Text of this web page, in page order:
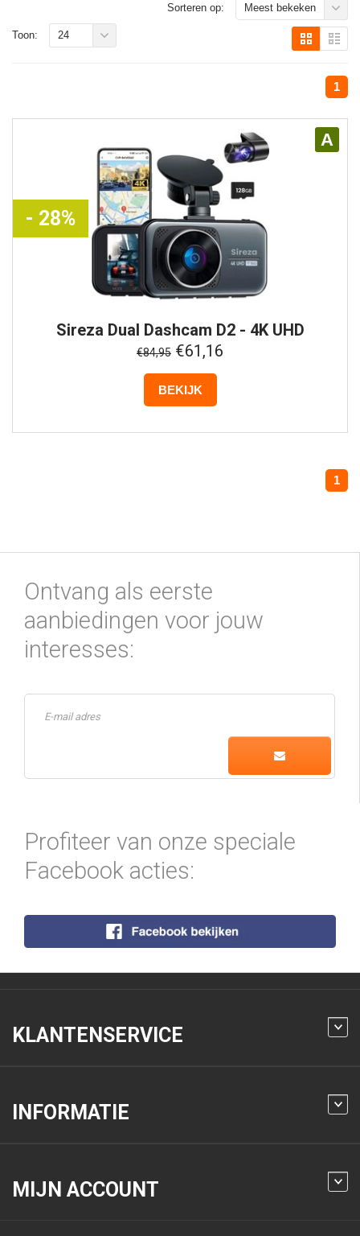
Sorteren op: Meest bekeken
1
Toon: 24
A
- 28%
Sireza Dual Dashcam D2 - 4K UHD
€84,95 €61,16
BEKIJK
1
Ontvang als eerste
aanbiedingen voor jouw
interesses:
Profiteer van onze speciale
Facebook acties:
KLANTENSERVICE
INFORMATIE
MIJN ACCOUNT